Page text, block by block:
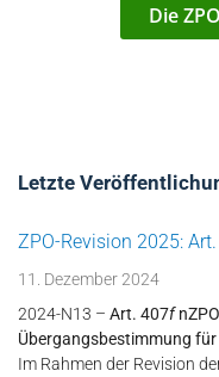
Die
Letzte
ZPO-Revision 2025:
11. Dezember 2024
2024-N13 – Art. 407f
Übergangsbestimmung für
Im Rahmen der Revision